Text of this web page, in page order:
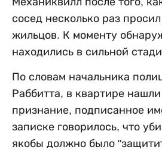
сосед несколько раз
жильцов. К моменту
находились в сильной
По словам начальника
Раббитта, в квартире
признание, подписанное
записке говорилось, что
якобы должно было